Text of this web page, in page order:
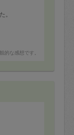
。
的な感想です。